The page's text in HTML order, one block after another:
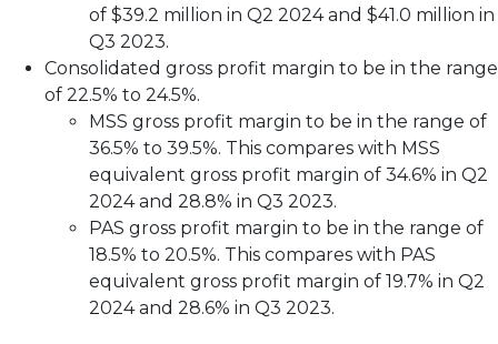
of $39.2 million in Q2 2024 and $41.0 million in
Q3 2023.
Consolidated gross profit margin to be in the range
of 22.5% to 24.5%.
MSS gross profit margin to be in the range of
36.5% to 39.5%. This compares with MSS
equivalent gross profit margin of 34.6% in Q2
2024 and 28.8% in Q3 2023.
PAS gross profit margin to be in the range of
18.5% to 20.5%. This compares with PAS
equivalent gross profit margin of 19.7% in Q2
2024 and 28.6% in Q3 2023.